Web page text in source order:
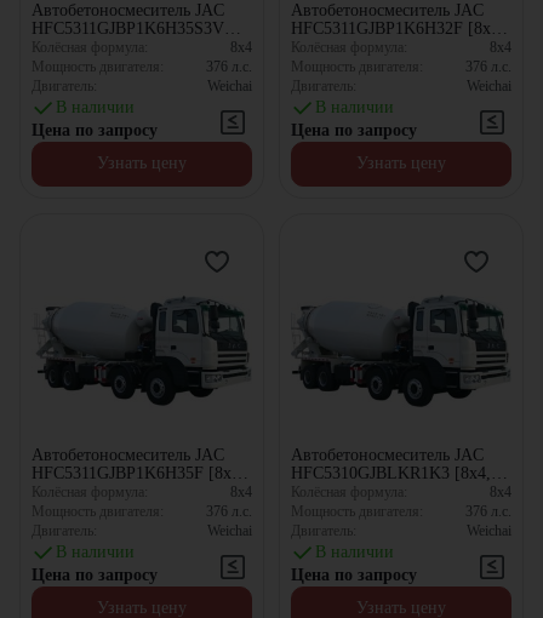
Автобетоносмеситель JAC
HFC5311GJBP1K6H35S3V
[8x4, 12 м³]
Колёсная формула:
8x4
Мощность двигателя:
376 л.с.
Двигатель:
Weichai
В наличии
Цена по запросу
Узнать цену
Автобетоносмеситель JAC
HFC5311GJBP1K6H32F [8x4,
12 м³]
Колёсная формула:
8x4
Мощность двигателя:
376 л.с.
Двигатель:
Weichai
В наличии
Цена по запросу
Узнать цену
Автобетоносмеситель JAC
HFC5311GJBP1K6H35F [8x4,
10.67 м³]
Колёсная формула:
8x4
Мощность двигателя:
376 л.с.
Двигатель:
Weichai
В наличии
Цена по запросу
Узнать цену
Автобетоносмеситель JAC
HFC5310GJBLKR1K3 [8x4,
10 м³]
Колёсная формула:
8x4
Мощность двигателя:
376 л.с.
Двигатель:
Weichai
В наличии
Цена по запросу
Узнать цену